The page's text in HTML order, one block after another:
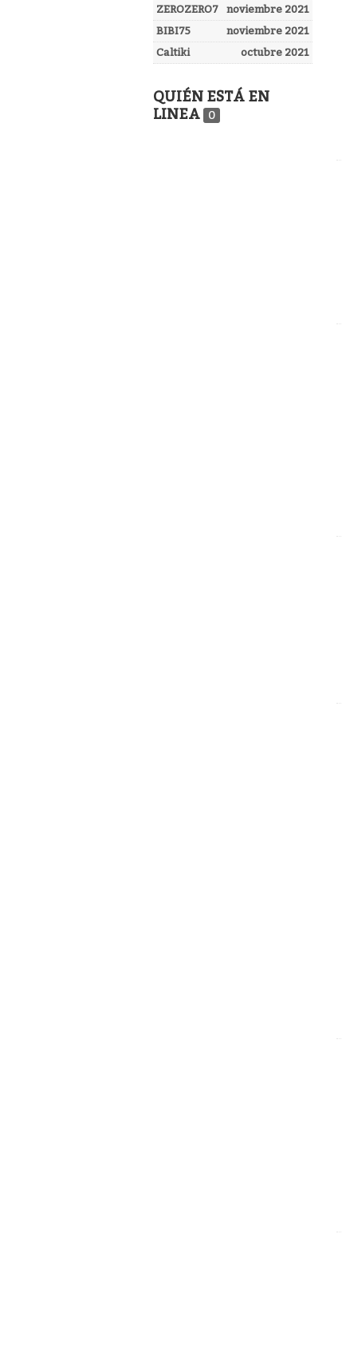
noviembre 2021
ZEROZERO7
noviembre 2021
BIBI75
octubre 2021
Caltiki
QUIÉN ESTÁ EN
LINEA
0